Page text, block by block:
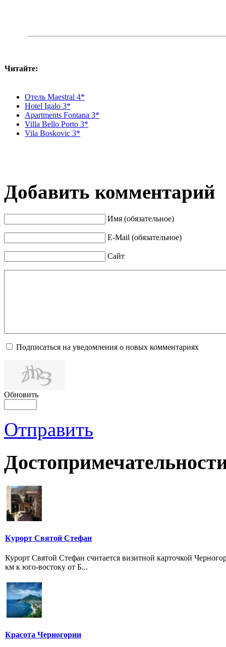
Читайте:
Отель Maestral 4*
Hotel Igalo 3*
Apartments Fontana 3*
Villa Bello Porto 3*
Vila Boskovic 3*
Добавить комментарий
Имя (обязательное)
E-Mail (обязательное)
Сайт
Подписаться на уведомления о новых комментариях
Обновить
Отправить
Курорт Святой Стефан
Курорт Святой Стефан считается визитной карточкой
км к юго-востоку от Б...
Красота Черногории